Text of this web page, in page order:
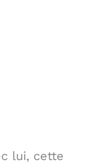
lui, cette